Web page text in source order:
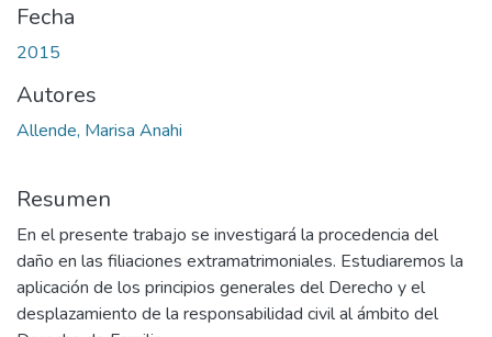
Fecha
2015
Autores
Allende, Marisa Anahi
Resumen
En el presente trabajo se investigará la procedencia del
daño en las filiaciones extramatrimoniales. Estudiaremos la
aplicación de los principios generales del Derecho y el
desplazamiento de la responsabilidad civil al ámbito del